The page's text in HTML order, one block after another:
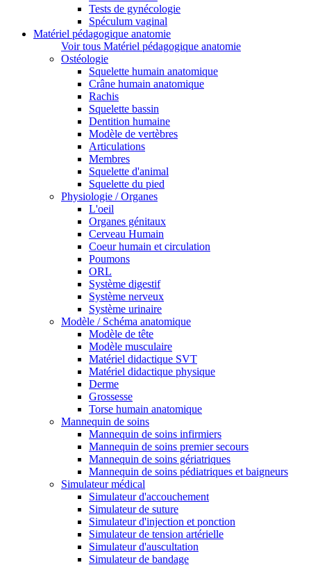
Tests de gynécologie
Spéculum vaginal
Matériel pédagogique anatomie
Voir tous Matériel pédagogique anatomie
Ostéologie
Squelette humain anatomique
Crâne humain anatomique
Rachis
Squelette bassin
Dentition humaine
Modèle de vertèbres
Articulations
Membres
Squelette d'animal
Squelette du pied
Physiologie / Organes
L'oeil
Organes génitaux
Cerveau Humain
Coeur humain et circulation
Poumons
ORL
Système digestif
Système nerveux
Système urinaire
Modèle / Schéma anatomique
Modèle de tête
Modèle musculaire
Matériel didactique SVT
Matériel didactique physique
Derme
Grossesse
Torse humain anatomique
Mannequin de soins
Mannequin de soins infirmiers
Mannequin de soins premier secours
Mannequin de soins gériatriques
Mannequin de soins pédiatriques et baigneurs
Simulateur médical
Simulateur d'accouchement
Simulateur de suture
Simulateur d'injection et ponction
Simulateur de tension artérielle
Simulateur d'auscultation
Simulateur de bandage